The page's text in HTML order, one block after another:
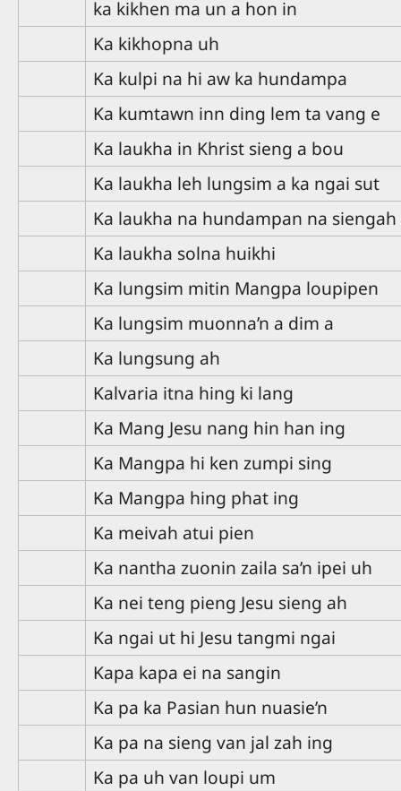
ka kikhen ma un a hon in
Ka kikhopna uh
Ka kulpi na hi aw ka hundampa
Ka kumtawn inn ding lem ta vang e
Ka laukha in Khrist sieng a bou
Ka laukha leh lungsim a ka ngai sut
Ka laukha na hundampan na siengah
Ka laukha solna huikhi
Ka lungsim mitin Mangpa loupipen
Ka lungsim muonna’n a dim a
Ka lungsung ah
Kalvaria itna hing ki lang
Ka Mang Jesu nang hin han ing
Ka Mangpa hi ken zumpi sing
Ka Mangpa hing phat ing
Ka meivah atui pien
Ka nantha zuonin zaila sa’n ipei uh
Ka nei teng pieng Jesu sieng ah
Ka ngai ut hi Jesu tangmi ngai
Kapa kapa ei na sangin
Ka pa ka Pasian hun nuasie’n
Ka pa na sieng van jal zah ing
Ka pa uh van loupi um